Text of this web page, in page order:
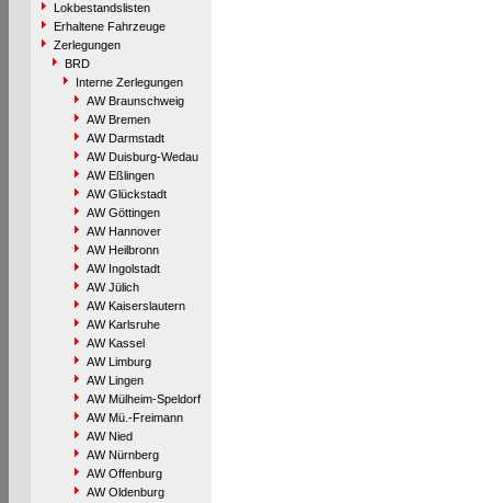
Lokbestandslisten
Erhaltene Fahrzeuge
Zerlegungen
BRD
Interne Zerlegungen
AW Braunschweig
AW Bremen
AW Darmstadt
AW Duisburg-Wedau
AW Eßlingen
AW Glückstadt
AW Göttingen
AW Hannover
AW Heilbronn
AW Ingolstadt
AW Jülich
AW Kaiserslautern
AW Karlsruhe
AW Kassel
AW Limburg
AW Lingen
AW Mülheim-Speldorf
AW Mü.-Freimann
AW Nied
AW Nürnberg
AW Offenburg
AW Oldenburg